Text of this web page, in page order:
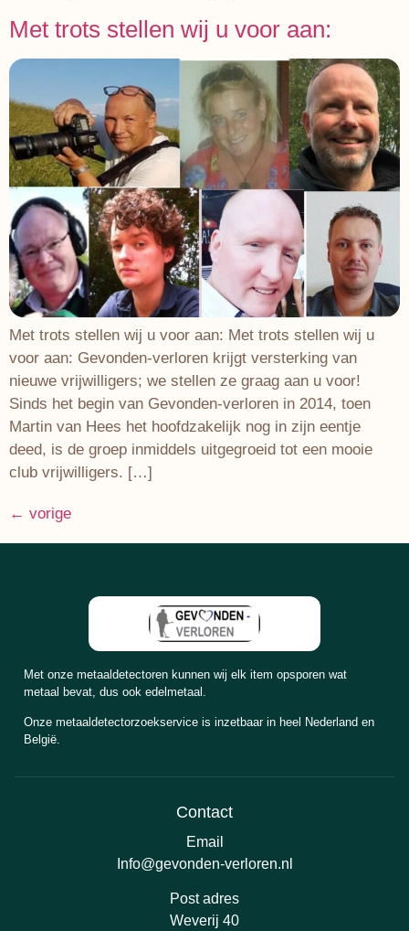
Met trots stellen wij u voor aan:
Met trots stellen wij u voor aan: Met trots stellen wij u
voor aan: Gevonden-verloren krijgt versterking van
nieuwe vrijwilligers; we stellen ze graag aan u voor!
Sinds het begin van Gevonden-verloren in 2014, toen
Martin van Hees het hoofdzakelijk nog in zijn eentje
deed, is de groep inmiddels uitgegroeid tot een mooie
club vrijwilligers. […]
← vorige
Met onze metaaldetectoren kunnen wij elk item opsporen wat
metaal bevat, dus ook edelmetaal.
Onze metaaldetectorzoekservice is inzetbaar in heel Nederland en
België.
Contact
Email
Info@gevonden-verloren.nl
Post adres
Weverij 40